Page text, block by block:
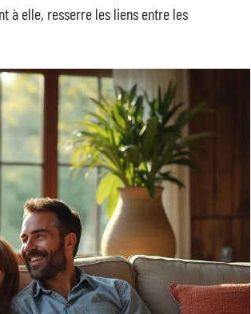
à elle, resserre les liens entre les